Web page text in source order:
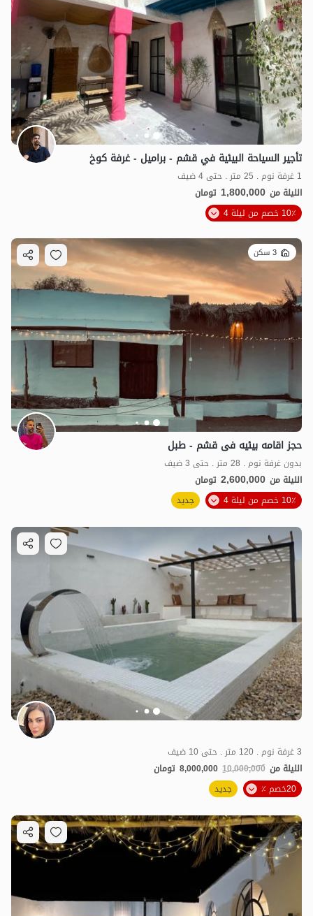
8مليون ت
تأجير السياحة البيئية في قشم - براميل - غرفة كوخ
1 غرفة نوم . 25 متر . حتى 4 ضيف
الليلة من 1,800,000 تومان
10٪ خصم من ليلة 4
3 سكن
حجز اقامه بیئیه فی قشم - طبل
بدون غرفة نوم . 28 متر . حتى 3 ضيف
الليلة من 2,600,000 تومان
10٪ خصم من ليلة 4
جديد
3 غرفة نوم . 120 متر . حتى 10 ضيف
الليلة من 10,000,000
8,000,000 تومان
20خصم ٪
جديد